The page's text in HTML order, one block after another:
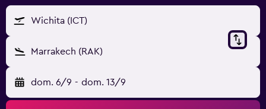
Wichita (ICT)
Marrakech (RAK)
dom. 6/9 - dom. 13/9